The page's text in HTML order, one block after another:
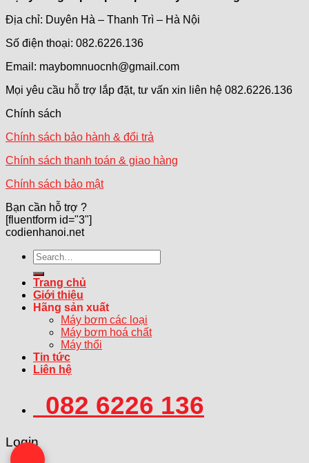
Địa chỉ: Duyên Hà – Thanh Trì – Hà Nội
Số điện thoại: 082.6226.136
Email: maybomnuocnh@gmail.com
Mọi yêu cầu hỗ trợ lắp đặt, tư vấn xin liên hệ 082.6226.136
Chính sách
Chính sách bảo hành & đổi trả
Chính sách thanh toán & giao hàng
Chính sách bảo mật
Bạn cần hỗ trợ ?
[fluentform id="3"]
codienhanoi.net
Search
for:
Trang chủ
Giới thiệu
Hãng sản xuất
Máy bơm các loại
Máy bơm hoá chất
Máy thổi
Tin tức
Liên hệ
082 6226 136
Login